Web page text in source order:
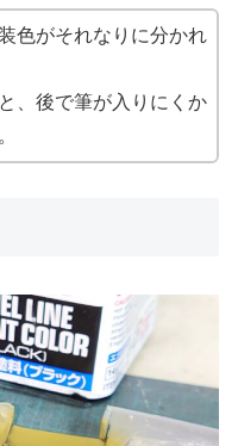
色がそれなりに分かれ
、後で筆が入りにくか